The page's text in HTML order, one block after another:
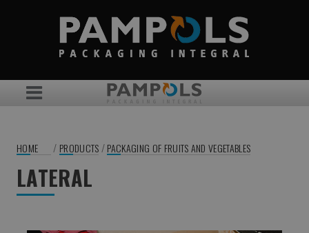
HOME / PRODUCTS /PACKAGING OF FRUITS AND VEGETABLES
LATERAL